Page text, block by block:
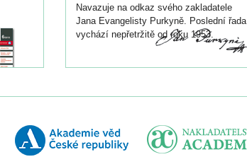
Navazuje na odkaz svého zakladatele
Jana Evangelisty Purkyně. Poslední řada
vychází nepřetržitě od roku 1953.